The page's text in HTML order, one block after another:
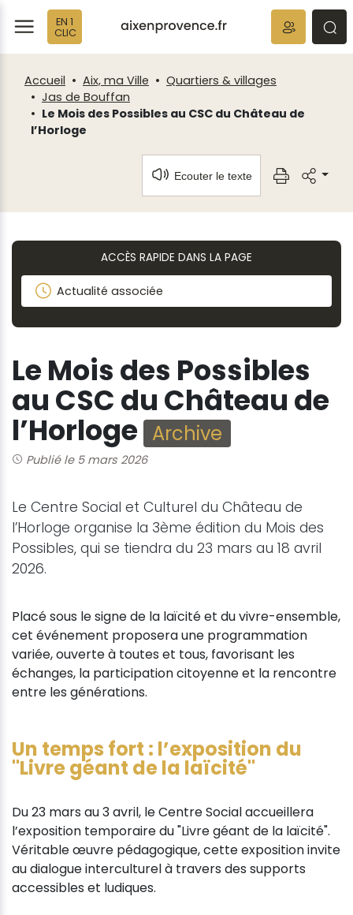
EN 1
CLIC
Accueil Aix, ma Ville
Quartiers & villages
Jas de Bouffan
Le Mois des Possibles au CSC du Château de
l’Horloge
Ecouter le texte
ACCÈS RAPIDE DANS LA PAGE
Actualité associée
Le Mois des Possibles
au CSC du Château de
l’Horloge Archive
Publié le 5 mars 2026
Le Centre Social et Culturel du Château de
l’Horloge organise la 3ème édition du Mois des
Possibles, qui se tiendra du 23 mars au 18 avril
2026.
Placé sous le signe de la laïcité et du vivre-ensemble,
cet événement proposera une programmation
variée, ouverte à toutes et tous, favorisant les
échanges, la participation citoyenne et la rencontre
entre les générations.
Un temps fort : l’exposition du
"Livre géant de la laïcité"
Du 23 mars au 3 avril, le Centre Social accueillera
l’exposition temporaire du "Livre géant de la laïcité".
Véritable œuvre pédagogique, cette exposition invite
au dialogue interculturel à travers des supports
accessibles et ludiques.
Fenêtre
de
chat
Panneau de gestion des cookies